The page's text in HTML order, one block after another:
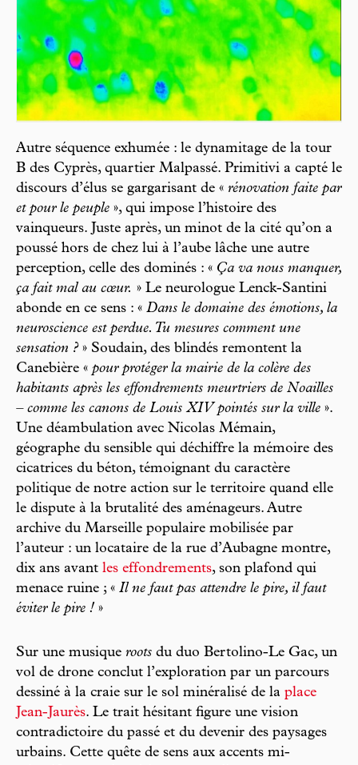
Autre séquence exhumée : le dynamitage de la tour
B des Cyprès, quartier Malpassé. Primitivi a capté le
discours d’élus se gargarisant de « rénovation faite par
et pour le peuple », qui impose l’histoire des
vainqueurs. Juste après, un minot de la cité qu’on a
poussé hors de chez lui à l’aube lâche une autre
perception, celle des dominés : « Ça va nous manquer,
ça fait mal au cœur. » Le neurologue Lenck-Santini
abonde en ce sens : « Dans le domaine des émotions, la
neuroscience est perdue. Tu mesures comment une
sensation ?» Soudain, des blindés remontent la
Canebière « pour protéger la mairie de la colère des
habitants après les effondrements meurtriers de Noailles
– comme les canons de Louis XIV pointés sur la ville ».
Une déambulation avec Nicolas Mémain,
géographe du sensible qui déchiffre la mémoire des
cicatrices du béton, témoignant du caractère
politique de notre action sur le territoire quand elle
le dispute à la brutalité des aménageurs. Autre
archive du Marseille populaire mobilisée par
l’auteur : un locataire de la rue d’Aubagne montre,
dix ans avant les effondrements, son plafond qui
menace ruine ; « Il ne faut pas attendre le pire, il faut
éviter le pire ! »
Sur une musique roots du duo Bertolino-Le Gac, un
vol de drone conclut l’exploration par un parcours
dessiné à la craie sur le sol minéralisé de la place
Jean-Jaurès. Le trait hésitant figure une vision
contradictoire du passé et du devenir des paysages
urbains. Cette quête de sens aux accents mi-